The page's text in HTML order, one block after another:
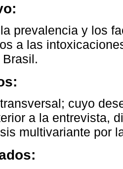
prevalencia y los
a las
cuyo
a la entrevista,
multivariante por